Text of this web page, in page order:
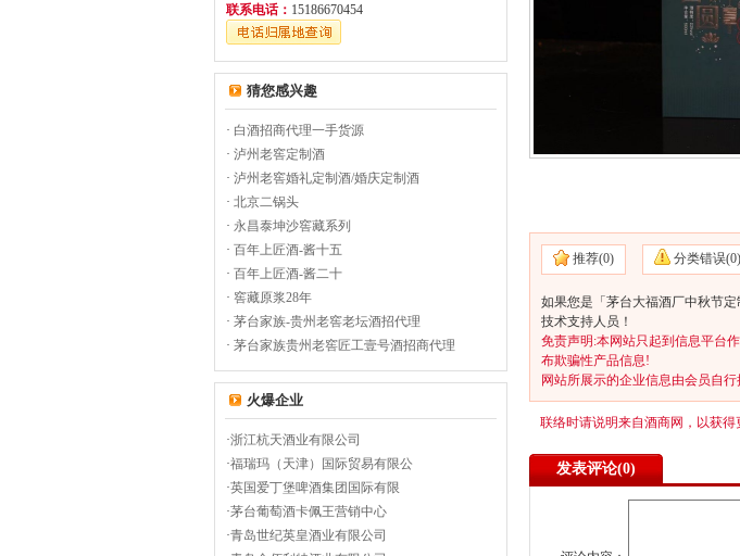
联系电话： 15186670454
猜您感兴趣
· 白酒招商代理一手货源
· 泸州老窖定制酒
· 泸州老窖婚礼定制酒/婚庆定制酒
· 北京二锅头
· 永昌泰坤沙窖藏系列
· 百年上匠酒-酱十五
· 百年上匠酒-酱二十
· 窖藏原浆28年
· 茅台家族-贵州老窖老坛酒招代理
· 茅台家族贵州老窖匠工壹号酒招商代理
火爆企业
·浙江杭天酒业有限公司
·福瑞玛（天津）国际贸易有限公
·英国爱丁堡啤酒集团国际有限
·茅台葡萄酒卡佩王营销中心
·青岛世纪英皇酒业有限公司
推荐(0) 分类错误(0)
如果您是「茅台大福酒厂中秋节
技术支持人员！
免责声明:本网站只起到信息平台
布欺骗性产品信息!
网站所展示的企业信息由会员自
联络时请说明来自酒商网，以获得
发表评论(0)